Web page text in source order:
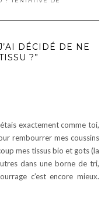
DÉCIDÉ DE NE
?”
exactement comme toi,
rembourrer mes coussins
mes tissus bio et gots (la
dans une borne de tri,
c’est encore mieux.